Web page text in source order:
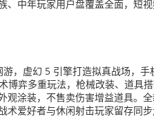
、中年玩家用户盘覆盖全面，短
，虚幻 5 引擎打造拟真战场，手
博弈多重玩法，枪械改装、道具
观涂装，不售卖伤害增益道具。
爱好者与休闲射击玩家留存同步